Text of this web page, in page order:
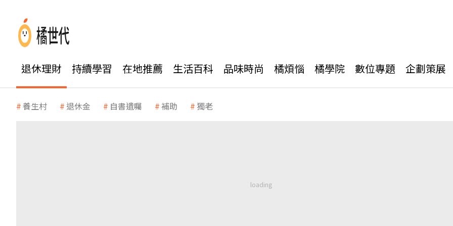
退休理財 持續學習 在地推薦 生活百科 品味時尚 橘煩惱 橘學院 數位專題 企劃策展
養生村 退休金 自書遺囑 補助 獨老